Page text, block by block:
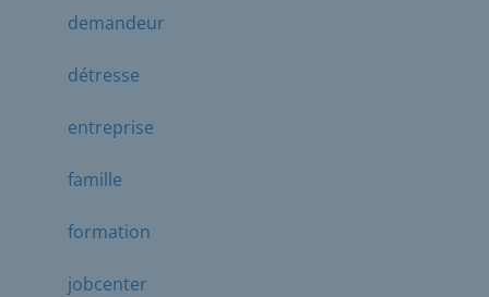
demandeur
détresse
entreprise
famille
formation
jobcenter